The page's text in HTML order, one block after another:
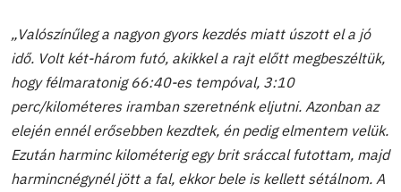
„Valószínűleg a nagyon gyors kezdés miatt úszott el a jó
idő. Volt két-három futó, akikkel a rajt előtt megbeszéltük,
hogy félmaratonig 66:40-es tempóval, 3:10
perc/kilométeres iramban szeretnénk eljutni. Azonban az
elején ennél erősebben kezdtek, én pedig elmentem velük.
Ezután harminc kilométerig egy brit sráccal futottam, majd
harmincnégynél jött a fal, ekkor bele is kellett sétálnom. A